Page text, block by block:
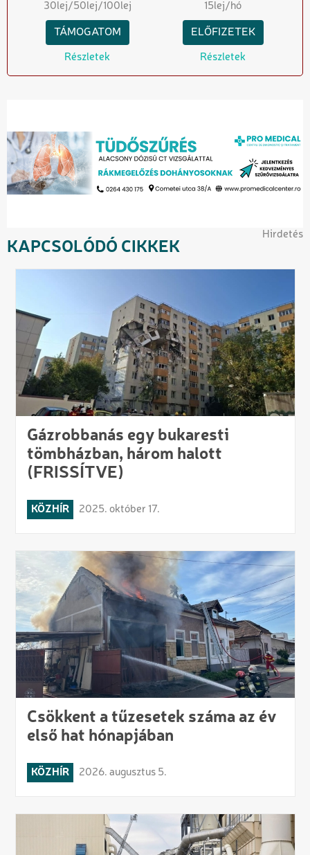
30lej/50lej/100lej
TÁMOGATOM
Részletek
15lej/hó
ELŐFIZETEK
Részletek
Hirdetés
KAPCSOLÓDÓ CIKKEK
Gázrobbanás egy bukaresti
tömbházban, három halott
(FRISSÍTVE)
KÖZHÍR 2025. október 17.
Csökkent a tűzesetek száma az év
első hat hónapjában
KÖZHÍR 2026. augusztus 5.